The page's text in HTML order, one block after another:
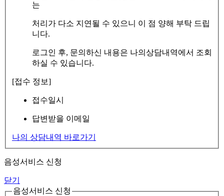
는
처리가 다소 지연될 수 있으니 이 점 양해 부탁 드립
니다.
로그인 후, 문의하신 내용은 나의상담내역에서 조회
하실 수 있습니다.
[접수 정보]
접수일시
답변받을 이메일
나의 상담내역 바로가기
음성서비스 신청
닫기
음성서비스 신청